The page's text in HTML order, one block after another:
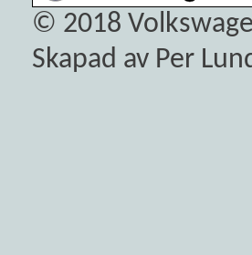
© 2018
Skapad av Per